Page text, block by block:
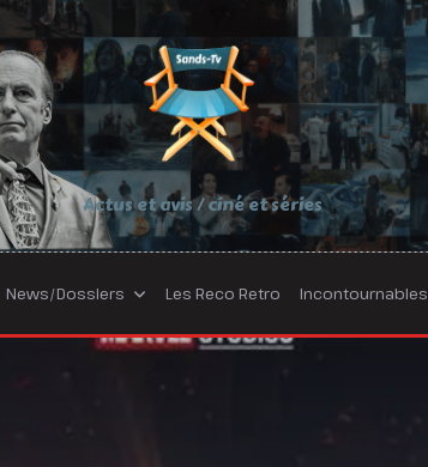
Actus et avis / ciné et séries
News/Dossiers Les Reco Retro Incontournables